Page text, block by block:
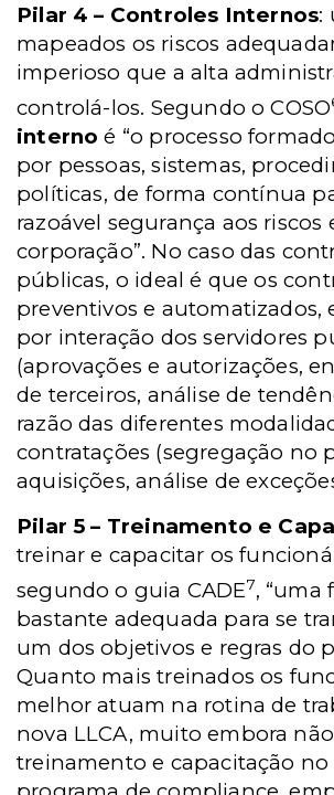
Pilar 4 – Controles Internos:
mapeados os riscos
imperioso que a alta
controlá-los. Segundo o COSO
interno é “o processo
por pessoas, sistemas,
políticas, de forma contínua
razoável segurança aos riscos
corporação”. No caso das
públicas, o ideal é que os
preventivos e automatizados,
por interação dos servidores
(aprovações e autorizações,
de terceiros, análise de
razão das diferentes
contratações (segregação no
aquisições, análise de
Pilar 5 – Treinamento e
treinar e capacitar os
segundo o guia CADE7, “uma
bastante adequada para se
um dos objetivos e regras do
Quanto mais treinados os
melhor atuam na rotina de
nova LLCA, muito embora
treinamento e capacitação